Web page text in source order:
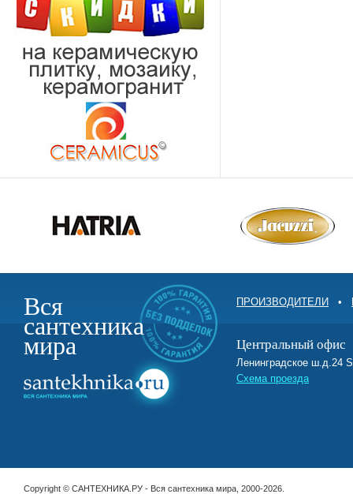
Вся
сантехника
мира
ПРОИЗВОДИТЕЛИ •
Центральный офис
Ленинградское ш.д.24
Схема проезда
Copyright © САНТЕХНИКА.РУ - Вся сантехника мира, 2000-2026.